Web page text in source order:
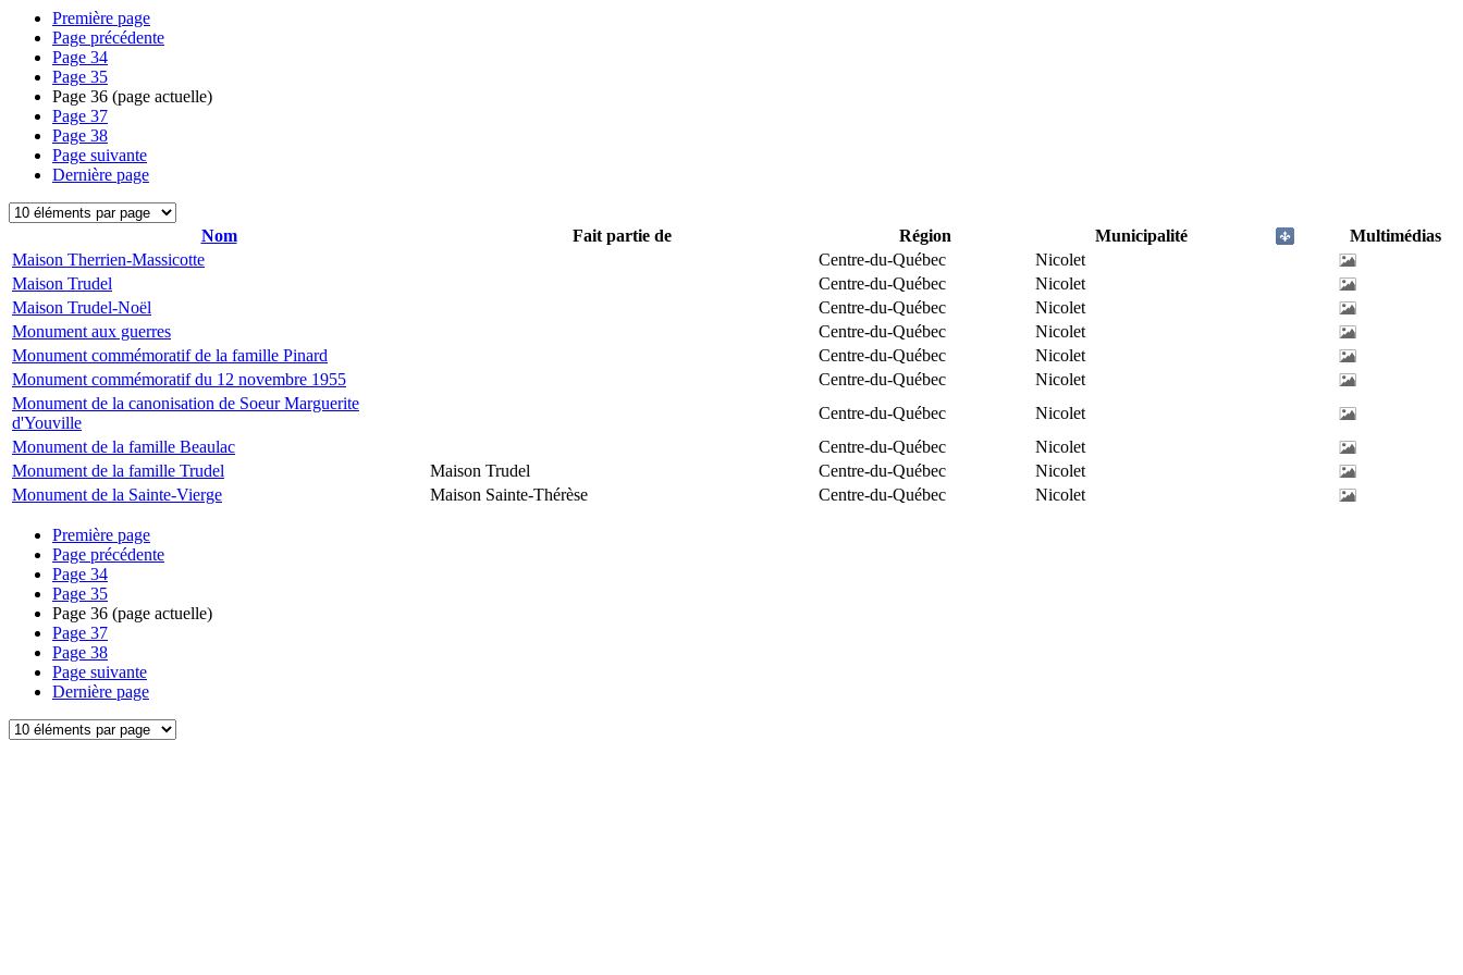
Première page
Page précédente
Page 34
Page 35
Page 36 (page actuelle)
Page 37
Page 38
Page suivante
Dernière page
Nom Fait partie de Région Municipalité
Multimédias
Maison Therrien-Massicotte
Centre-du-Québec
Nicolet
Maison Trudel
Centre-du-Québec
Nicolet
Maison Trudel-Noël
Centre-du-Québec
Nicolet
Monument aux guerres
Centre-du-Québec
Nicolet
Monument commémoratif de la famille Pinard
Centre-du-Québec
Nicolet
Monument commémoratif du 12 novembre 1955
Centre-du-Québec
Nicolet
Monument de la canonisation de Soeur Marguerite
d'Youville
Centre-du-Québec
Nicolet
Monument de la famille Beaulac
Centre-du-Québec
Nicolet
Monument de la famille Trudel
Maison Trudel Centre-du-Québec
Nicolet
Monument de la Sainte-Vierge
Maison Sainte-Thérèse Centre-du-Québec Nicolet
Première page
Page précédente
Page 34
Page 35
Page 36 (page actuelle)
Page 37
Page 38
Page suivante
Dernière page